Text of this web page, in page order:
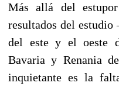
Más allá del
resultados del estudio
del este y el oeste
Bavaria y Renania
inquietante es la